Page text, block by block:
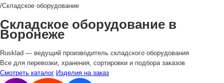
/Складское оборудование
Складское оборудование в
Воронеже
Rusklad — ведущий производитель складского оборудования
Все для перевозки, хранения, сортировки и подбора заказов
Смотреть каталог Изделия на заказ